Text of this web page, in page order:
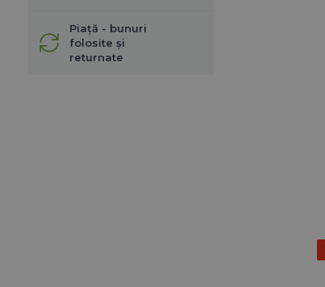
Piață - bunuri
folosite și
returnate